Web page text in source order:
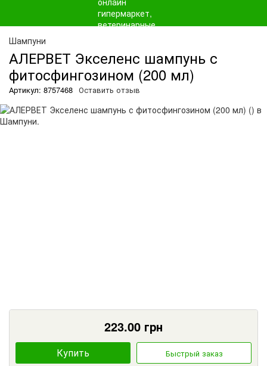
Шампуни
АЛЕРВЕТ Экселенс шампунь с
фитосфингозином (200 мл)
Артикул: 8757468 Оставить отзыв
223.00 грн
Купить Быстрый заказ